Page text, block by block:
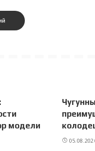
модели